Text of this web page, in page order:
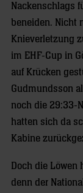
Nackenschlags
beneiden. Nicht
Knieverletzung
im EHF-Cup in
auf Krücken
Gudmundsson
noch die 29:33-
hatten sich da
Kabine
Doch die Löwen
denn der